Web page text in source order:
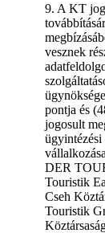
9. A KT
vesznek
pontja és
jogosult
ügyintézési
DER
Touristik
Cseh
Touristik